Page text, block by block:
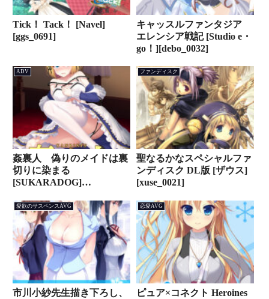
Tick！ Tack！ [Navel]
[ggs_0691]
キャッスルファンタジア
エレンシア戦記 [Studio e・
go！][debo_0032]
ADV
姦裏人 偽りのメイドは裏
切りに染まる
[SUKARADOG]
ファンディスク
聖なるかなスペシャルファ
ンディスク DL版 [ザウス]
[xuse_0021]
愛欲のサスペンスAVG
市川小紗先生描き下ろし、
恋愛AVG
ピュア×コネクト Heroines